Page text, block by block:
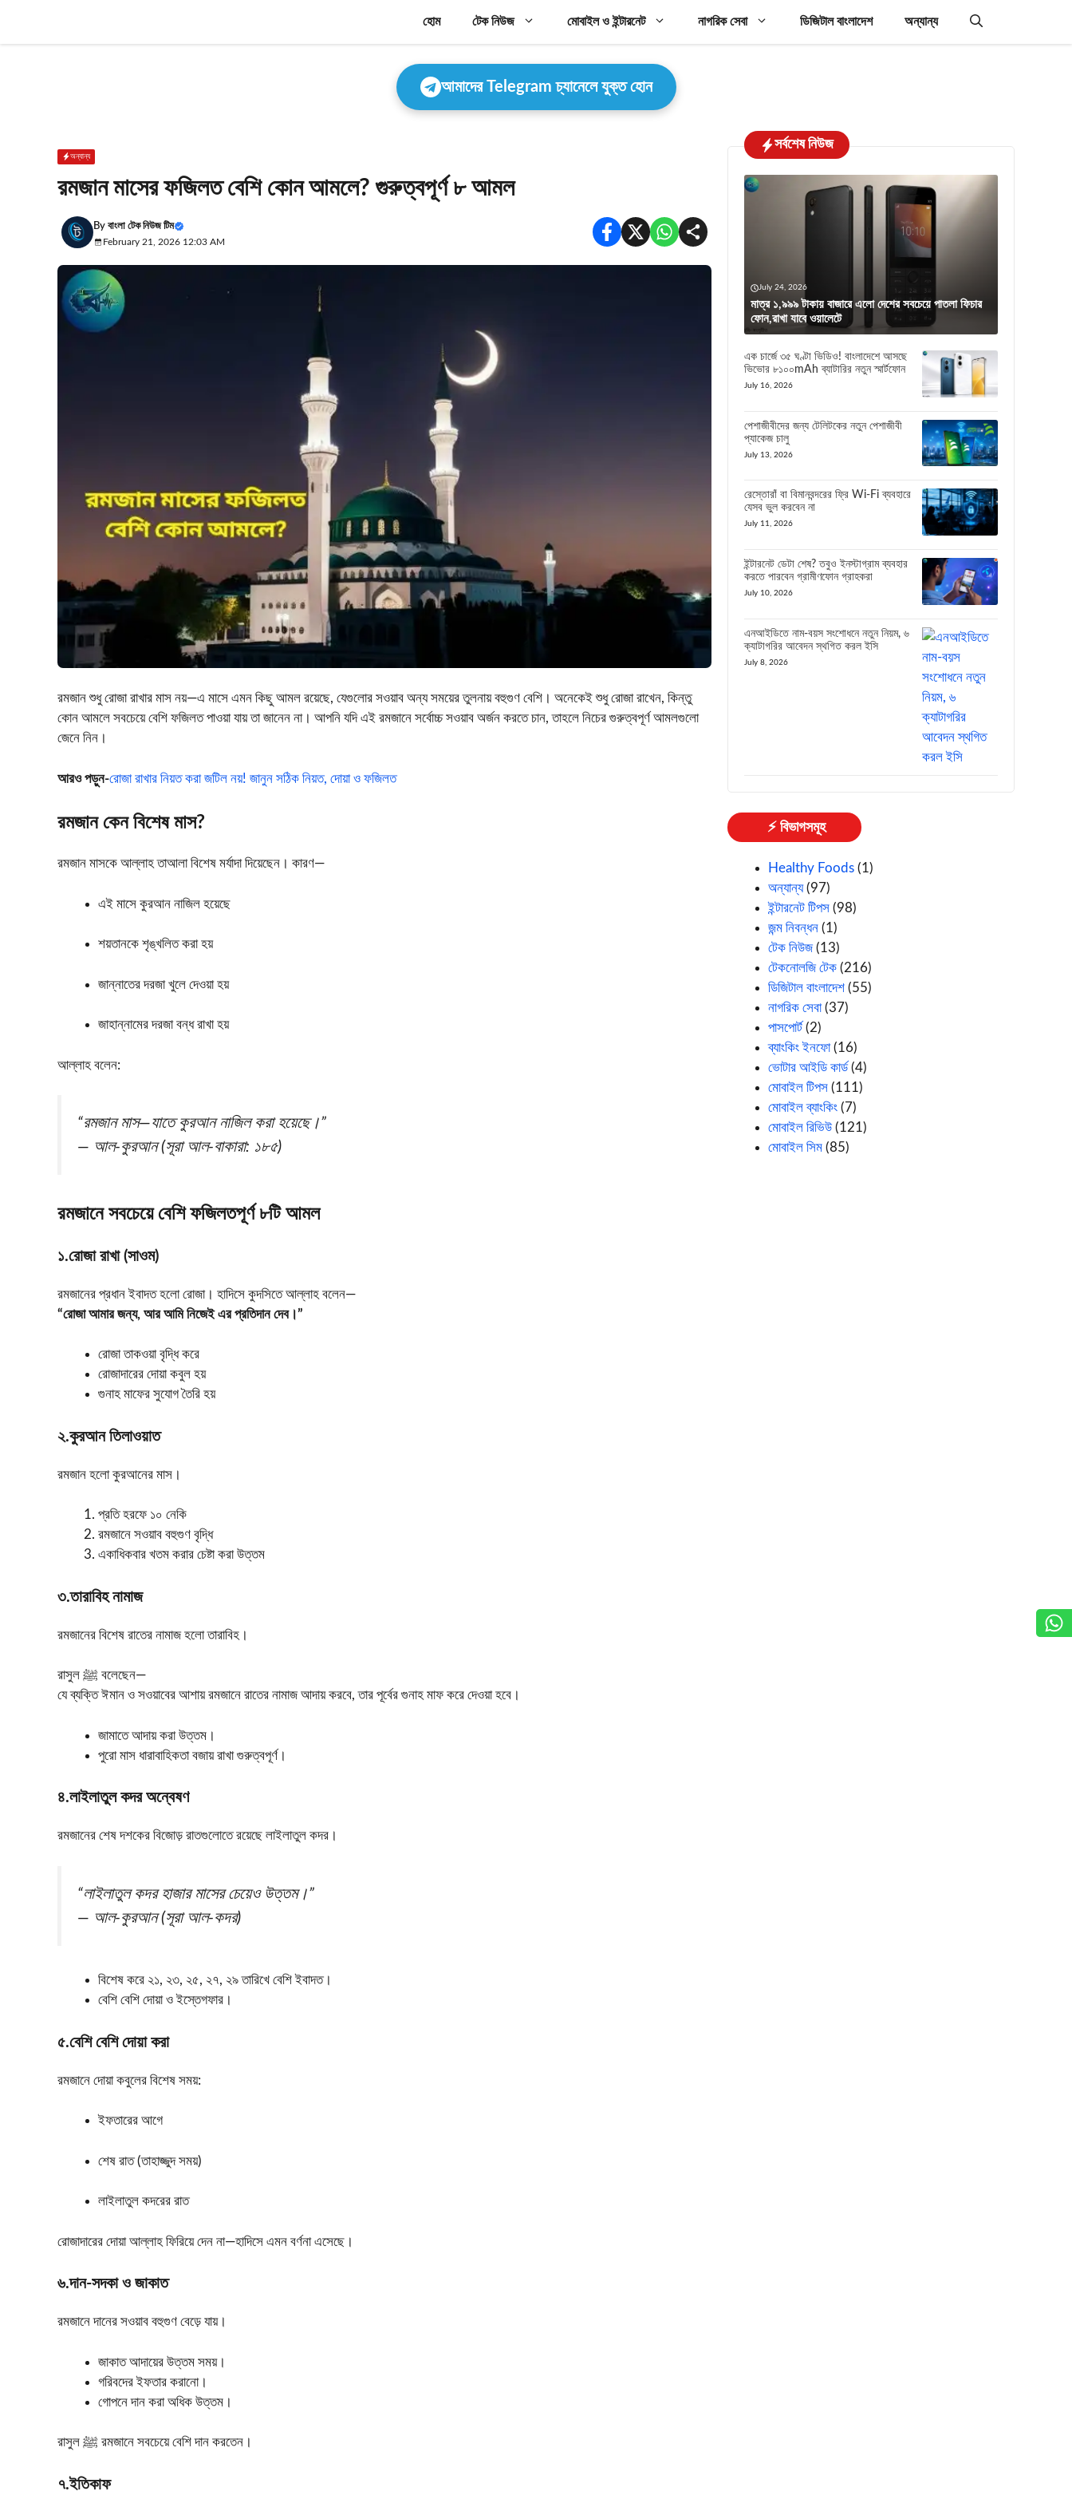
content
হোম টেক নিউজ মোবাইল ও ইন্টারনেট নাগরিক সেবা ডিজিটাল বাংলাদেশ অন্যান্য
আমাদের Telegram চ্যানেলে যুক্ত হোন
অন্যান্য
রমজান মাসের ফজিলত বেশি কোন আমলে? গুরুত্বপূর্ণ ৮ আমল
By বাংলা টেক নিউজ টিম
February 21, 2026 12:03 AM
রমজান শুধু রোজা রাখার মাস নয়—এ মাসে এমন কিছু আমল রয়েছে, যেগুলোর সওয়াব অন্য সময়ের তুলনায় বহুগুণ বেশি। অনেকেই শুধু রোজা রাখেন, কিন্তু
কোন আমলে সবচেয়ে বেশি ফজিলত পাওয়া যায় তা জানেন না। আপনি যদি এই রমজানে সর্বোচ্চ সওয়াব অর্জন করতে চান, তাহলে নিচের গুরুত্বপূর্ণ আমলগুলো
জেনে নিন।
আরও পড়ুন-রোজা রাখার নিয়ত করা জটিল নয়! জানুন সঠিক নিয়ত, দোয়া ও ফজিলত
রমজান কেন বিশেষ মাস?
রমজান মাসকে আল্লাহ তাআলা বিশেষ মর্যাদা দিয়েছেন। কারণ—
এই মাসে কুরআন নাজিল হয়েছে
শয়তানকে শৃঙ্খলিত করা হয়
জান্নাতের দরজা খুলে দেওয়া হয়
জাহান্নামের দরজা বন্ধ রাখা হয়
আল্লাহ বলেন:
“রমজান মাস—যাতে কুরআন নাজিল করা হয়েছে।”
— আল-কুরআন(সূরা আল-বাকারা: ১৮৫)
রমজানে সবচেয়ে বেশি ফজিলতপূর্ণ ৮টি আমল
১️.রোজা রাখা (সাওম)
রমজানের প্রধান ইবাদত হলো রোজা। হাদিসে কুদসিতে আল্লাহ বলেন—
“রোজা আমার জন্য, আর আমি নিজেই এর প্রতিদান দেব।”
রোজা তাকওয়া বৃদ্ধি করে
রোজাদারের দোয়া কবুল হয়
গুনাহ মাফের সুযোগ তৈরি হয়
২️.কুরআন তিলাওয়াত
রমজান হলো কুরআনের মাস।
প্রতি হরফে ১০ নেকি
রমজানে সওয়াব বহুগুণ বৃদ্ধি
একাধিকবার খতম করার চেষ্টা করা উত্তম
৩️.তারাবিহ নামাজ
রমজানের বিশেষ রাতের নামাজ হলো তারাবিহ।
রাসুল ﷺ বলেছেন—
যে ব্যক্তি ঈমান ও সওয়াবের আশায় রমজানে রাতের নামাজ আদায় করবে, তার পূর্বের গুনাহ মাফ করে দেওয়া হবে।
জামাতে আদায় করা উত্তম।
পুরো মাস ধারাবাহিকতা বজায় রাখা গুরুত্বপূর্ণ।
৪️.লাইলাতুল কদর অন্বেষণ
রমজানের শেষ দশকের বিজোড় রাতগুলোতে রয়েছে লাইলাতুল কদর।
“লাইলাতুল কদর হাজার মাসের চেয়েও উত্তম।”
— আল-কুরআন(সূরা আল-কদর)
বিশেষ করে ২১, ২৩, ২৫, ২৭, ২৯ তারিখে বেশি ইবাদত।
বেশি বেশি দোয়া ও ইস্তেগফার।
৫️.বেশি বেশি দোয়া করা
রমজানে দোয়া কবুলের বিশেষ সময়:
ইফতারের আগে
শেষ রাত (তাহাজ্জুদ সময়)
লাইলাতুল কদরের রাত
রোজাদারের দোয়া আল্লাহ ফিরিয়ে দেন না—হাদিসে এমন বর্ণনা এসেছে।
৬️.দান-সদকা ও জাকাত
রমজানে দানের সওয়াব বহুগুণ বেড়ে যায়।
জাকাত আদায়ের উত্তম সময়।
গরিবদের ইফতার করানো।
গোপনে দান করা অধিক উত্তম।
রাসুল ﷺ রমজানে সবচেয়ে বেশি দান করতেন।
৭️.ইতিকাফ
সর্বশেষ নিউজ
July 24, 2026
মাত্র ১,৯৯৯ টাকায় বাজারে এলো দেশের সবচেয়ে পাতলা ফিচার
ফোন,রাখা যাবে ওয়ালেটে
এক চার্জে ৩৫ ঘণ্টা ভিডিও! বাংলাদেশে আসছে
ভিভোর ৮১০০mAh ব্যাটারির নতুন স্মার্টফোন
July 16, 2026
পেশাজীবীদের জন্য টেলিটকের নতুন পেশাজীবী
প্যাকেজ চালু
July 13, 2026
রেস্তোরাঁ বা বিমানবন্দরের ফ্রি Wi-Fi ব্যবহারে
যেসব ভুল করবেন না
July 11, 2026
ইন্টারনেট ডেটা শেষ? তবুও ইনস্টাগ্রাম ব্যবহার
করতে পারবেন গ্রামীণফোন গ্রাহকরা
July 10, 2026
এনআইডিতে নাম-বয়স সংশোধনে নতুন নিয়ম, ৬
ক্যাটাগরির আবেদন স্থগিত করল ইসি
July 8, 2026
⚡ বিভাগসমূহ
Healthy Foods (1)
অন্যান্য(97)
ইন্টারনেট টিপস (98)
জন্ম নিবন্ধন (1)
টেক নিউজ(13)
টেকনোলজি টেক (216)
ডিজিটাল বাংলাদেশ (55)
নাগরিক সেবা(37)
পাসপোর্ট (2)
ব্যাংকিং ইনফো(16)
ভোটার আইডি কার্ড (4)
মোবাইল টিপস (111)
মোবাইল ব্যাংকিং (7)
মোবাইল রিভিউ (121)
মোবাইল সিম (85)